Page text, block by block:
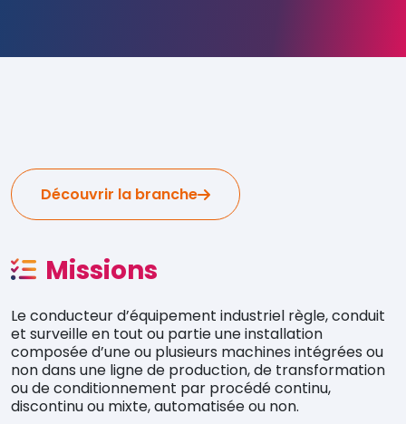
Découvrir la branche
Missions
Le conducteur d’équipement industriel règle, conduit
et surveille en tout ou partie une installation
composée d’une ou plusieurs machines intégrées ou
non dans une ligne de production, de transformation
ou de conditionnement par procédé continu,
discontinu ou mixte, automatisée ou non.